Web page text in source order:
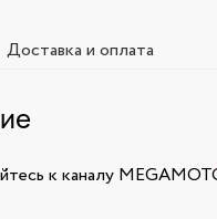
Доставка и оплата
к каналу